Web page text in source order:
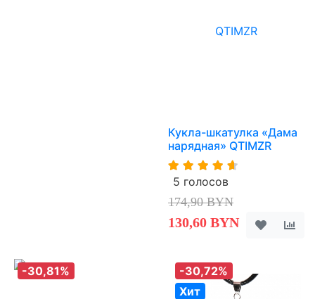
Кукла-шкатулка «Дама
нарядная» QTIMZR
5 голосов
174,90 BYN
130,60 BYN
-30,81%
-30,72%
Хит